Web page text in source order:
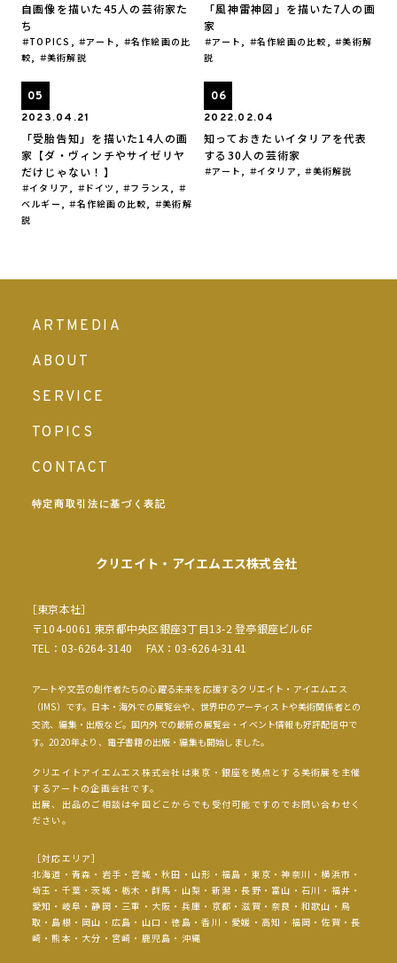
自画像を描いた45人の芸術家た
ち
TOPICS , アート ,
名作絵画の比
較, 美術解説
「風神雷神図」を描いた7人の画
家
アート , 名作絵画の比較 ,
美術解
説
2023.04.21
「受胎告知」を描いた14人の画
家【ダ・ヴィンチやサイゼリヤ
だけじゃない！】
イタリア , ドイツ , フランス ,
ベルギー , 名作絵画の比較,
美術解
説
2022.02.04
知っておきたいイタリアを代表
する30人の芸術家
アート , イタリア , 美術解説
ARTMEDIA
ABOUT
SERVICE
TOPICS
CONTACT
特定商取引法に基づく表記
クリエイト・アイエムエス株式会社
［東京本社］
〒104-0061 東京都中央区銀座3丁目13-2 登亭銀座ビル6F
TEL：03-6264-3140 FAX：03-6264-3141
アートや文芸の創作者たちの心躍る未来を応援するクリエイト・アイエムエス
（IMS）です。日本・海外での展覧会や、世界中のアーティストや美術関係者との
交流、編集・出版など。国内外での最新の展覧会・イベント情報も好評配信中で
す。2020年より、電子書籍の出版・編集も開始しました。
クリエイトアイエムエス株式会社は東京・銀座を拠点とする美術展を主催
するアートの企画会社です。
出展、出品のご相談は全国どこからでも受付可能ですのでお問い合わせく
ださい。
［対応エリア］
北海道・青森・岩手・宮城・秋田・山形・福島・東京・神奈川・横浜市・
埼玉・千葉・茨城・栃木・群馬・山梨・新潟・長野・富山・石川・福井・
愛知・岐阜・静岡・三重・大阪・兵庫・京都・滋賀・奈良・和歌山・鳥
取・島根・岡山・広島・山口・徳島・香川・愛媛・高知・福岡・佐賀・長
崎・熊本・大分・宮崎・鹿児島・沖縄